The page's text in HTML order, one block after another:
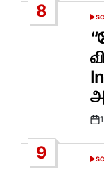
8
IN
Post
9